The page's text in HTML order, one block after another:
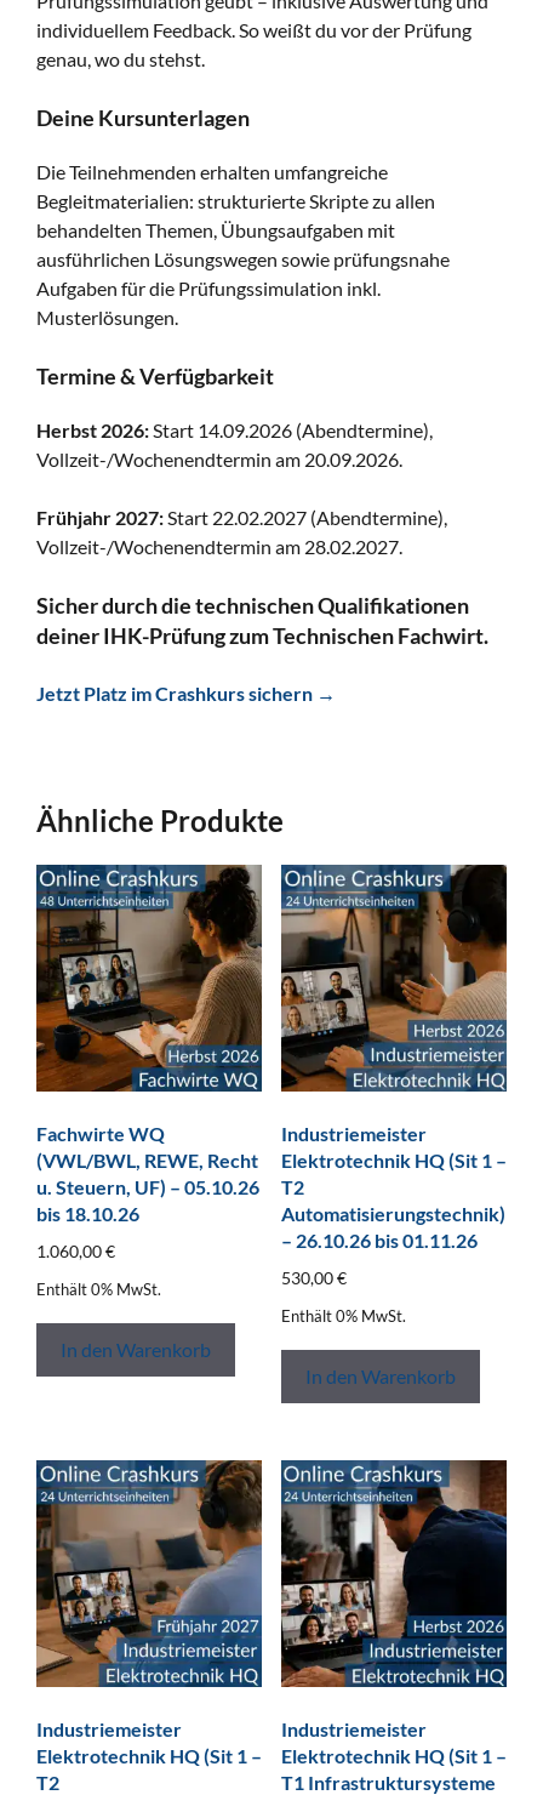
individuellem Feedback. So weißt du vor der Prüfung
genau, wo du stehst.
Deine Kursunterlagen
Die Teilnehmenden erhalten umfangreiche
Begleitmaterialien: strukturierte Skripte zu allen
behandelten Themen, Übungsaufgaben mit
ausführlichen Lösungswegen sowie prüfungsnahe
Aufgaben für die Prüfungssimulation inkl.
Musterlösungen.
Termine & Verfügbarkeit
Herbst 2026:Start 14.09.2026 (Abendtermine),
Vollzeit-/Wochenendtermin am 20.09.2026.
Frühjahr 2027:Start 22.02.2027 (Abendtermine),
Vollzeit-/Wochenendtermin am 28.02.2027.
Sicher durch die technischen Qualifikationen
deiner IHK-Prüfung zum Technischen Fachwirt.
Jetzt Platz im Crashkurs sichern →
Ähnliche Produkte
Fachwirte WQ
(VWL/BWL, REWE, Recht
u. Steuern, UF) – 05.10.26
bis 18.10.26
1.060,00€
Enthält 0% MwSt.
In den Warenkorb
Industriemeister
Elektrotechnik HQ (Sit 1 –
T2
Automatisierungstechnik)
– 26.10.26 bis 01.11.26
530,00€
Enthält 0% MwSt.
In den Warenkorb
Industriemeister
Elektrotechnik HQ (Sit 1 –
T2
Industriemeister
Elektrotechnik HQ (Sit 1 –
T1 Infrastruktursysteme